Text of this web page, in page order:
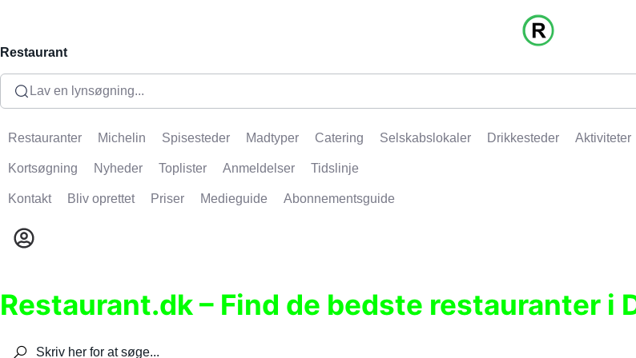
Restaurant
Lav en lynsøgning...
Restauranter Michelin Spisesteder Madtyper Catering Selskabslokaler Drikkesteder Aktiviteter
Kortsøgning Nyheder Toplister Anmeldelser Tidslinje
Kontakt Bliv oprettet Priser Medieguide Abonnementsguide
Restaurant.dk – Find de bedste restauranter i